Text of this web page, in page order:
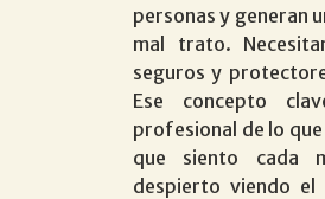
personas y generan
mal trato.
seguros y
Ese concepto
profesional de lo
que siento cada
despierto viendo